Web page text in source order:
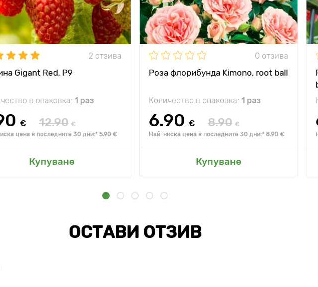
2 отзива
Gigant Red, Р9
в опаковка: 1 раз
€ 12.90 €
цена в последните 30 дни:* 5.90 €
Купуване
0 отзива
Роза флорибунда Kimono, root ball
Количество в опаковка: 1 раз
6.90 € 8.90 €
Най-ниска цена в последните 30 дни:* 8.90 €
Купуване
ОСТАВИ ОТЗИВ